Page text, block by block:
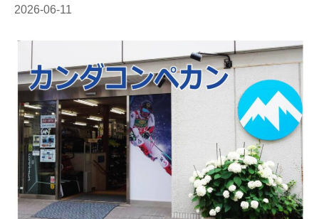
2026-06-11